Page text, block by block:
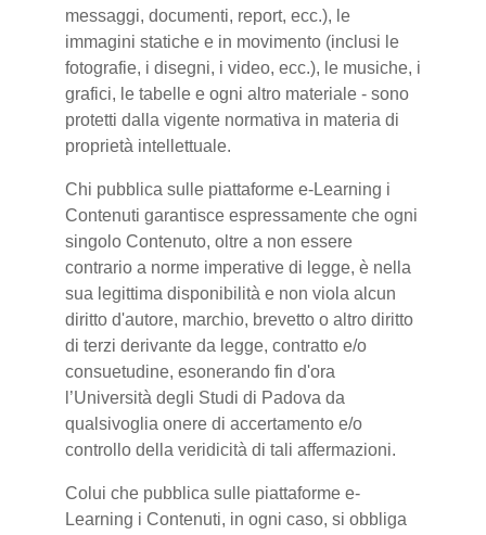
messaggi, documenti, report, ecc.), le
immagini statiche e in movimento (inclusi le
fotografie, i disegni, i video, ecc.), le musiche, i
grafici, le tabelle e ogni altro materiale - sono
protetti dalla vigente normativa in materia di
proprietà intellettuale.
Chi pubblica sulle piattaforme e-Learning i
Contenuti garantisce espressamente che ogni
singolo Contenuto, oltre a non essere
contrario a norme imperative di legge, è nella
sua legittima disponibilità e non viola alcun
diritto d'autore, marchio, brevetto o altro diritto
di terzi derivante da legge, contratto e/o
consuetudine, esonerando fin d'ora
l’Università degli Studi di Padova da
qualsivoglia onere di accertamento e/o
controllo della veridicità di tali affermazioni.
Colui che pubblica sulle piattaforme e-
Learning i Contenuti, in ogni caso, si obbliga